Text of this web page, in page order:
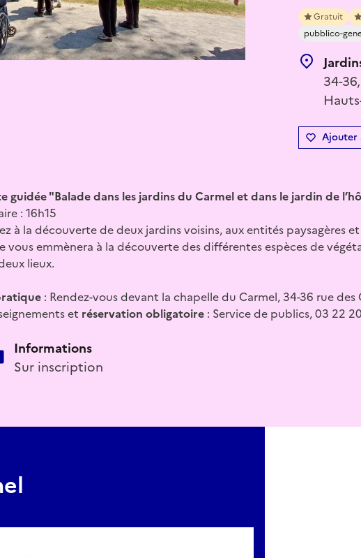
Gratuit
pubblico-
34-
Ajouter
guidée "Balade dans les jardins du Carmel et dans le jardin de
: 16h15
à la découverte de deux jardins voisins, aux entités paysagères
vous emmènera à la découverte des différentes espèces de
lieux.
: Rendez-vous devant la chapelle du Carmel, 34-36 rue
et réservation obligatoire : Service de publics, 03 22
Informations
Sur inscription